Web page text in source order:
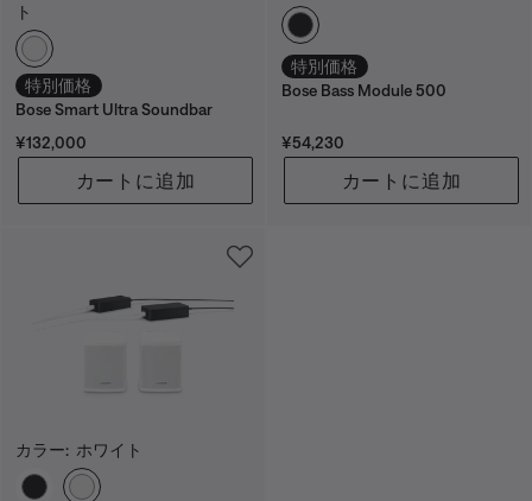
ト
カラーの選択
特別価格
Bose Smart Ultra Soundbar
価格:
¥132,000
カートに追加
カラーの選択
特別価格
Bose Bass Module 500
価格:
¥54,230
カートに追加
カラー: ホワイト
カラーの選択